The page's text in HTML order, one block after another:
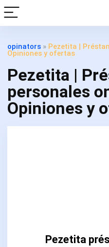
opinators » Pezetita |
Opiniones y ofertas
Pezetita |
personales
Opiniones y
Pezetita